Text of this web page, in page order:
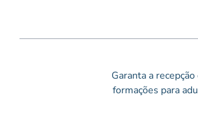
Garanta a
formações para